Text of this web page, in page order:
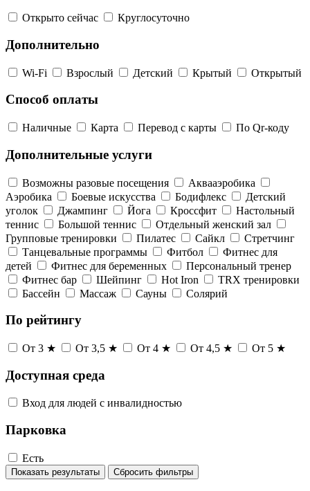
Открыто сейчас Круглосуточно
Дополнительно
Wi-Fi Взрослый Детский Крытый Открытый
Способ оплаты
Наличные Карта Перевод с карты По Qr-коду
Дополнительные услуги
Возможны разовые посещения
Аквааэробика
Аэробика
Боевые искусства Бодифлекс
Детский
уголок
Джампинг Йога Кроссфит
Настольный
теннис
Большой теннис
Отдельный женский зал
Групповые тренировки
Пилатес Сайкл
Стретчинг
Танцевальные программы
Фитбол
Фитнес для
детей
Фитнес для беременных
Персональный тренер
Фитнес бар
Шейпинг Hot Iron
TRX тренировки
Бассейн
Массаж Сауны Солярий
По рейтингу
От 3 ★ От 3,5 ★ От 4 ★ От 4,5 ★ От 5 ★
Доступная среда
Вход для людей с инвалидностью
Парковка
Есть
Показать результаты Сбросить фильтры